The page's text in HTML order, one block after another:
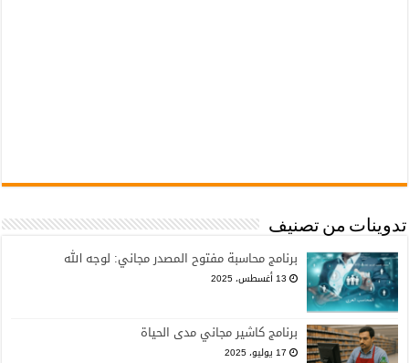
تدوينات من تصنيف
برنامج محاسبة مفتوح المصدر مجاني: لوجه الله
13 أغسطس، 2025
برنامج كاشير مجاني مدى الحياة
17 يوليو، 2025